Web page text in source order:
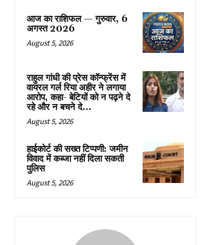
आज का राशिफल — गुरुवार, 6
अगस्त 2026
August 5, 2026
राहुल गांधी की प्रेस कॉन्फ्रेंस में
वायरल गर्ल रिया अहीर ने लगाया
आरोप, कहा- बेटियों को न पढ़ने दे
रहे और न बचने दे...
August 5, 2026
हाईकोर्ट की सख्त टिप्पणी: जमीन
विवाद में कब्जा नहीं दिला सकती
पुलिस
August 5, 2026